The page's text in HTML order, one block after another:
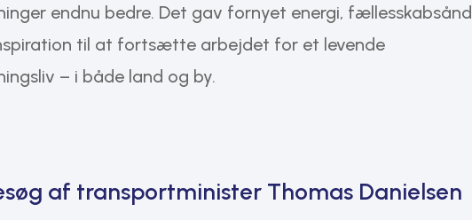
endnu bedre. Det gav fornyet energi, fællesskabsånd
til at fortsætte arbejdet for et levende
– i både land og by.
af transportminister Thomas Danielsen